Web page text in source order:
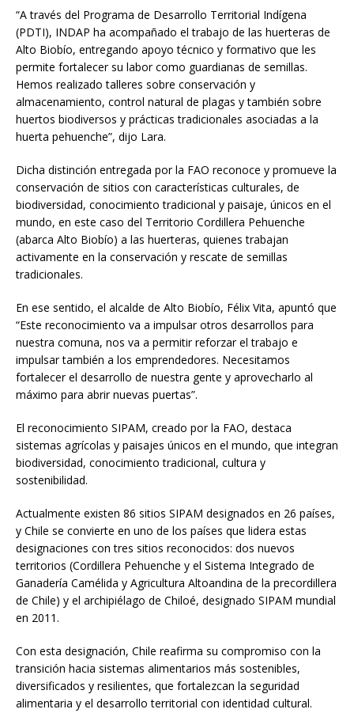
“A través del Programa de Desarrollo Territorial Indígena
(PDTI), INDAP ha acompañado el trabajo de las huerteras de
Alto Biobío, entregando apoyo técnico y formativo que les
permite fortalecer su labor como guardianas de semillas.
Hemos realizado talleres sobre conservación y
almacenamiento, control natural de plagas y también sobre
huertos biodiversos y prácticas tradicionales asociadas a la
huerta pehuenche”, dijo Lara.
Dicha distinción entregada por la FAO reconoce y promueve la
conservación de sitios con características culturales, de
biodiversidad, conocimiento tradicional y paisaje, únicos en el
mundo, en este caso del Territorio Cordillera Pehuenche
(abarca Alto Biobío) a las huerteras, quienes trabajan
activamente en la conservación y rescate de semillas
tradicionales.
En ese sentido, el alcalde de Alto Biobío, Félix Vita, apuntó que
“Este reconocimiento va a impulsar otros desarrollos para
nuestra comuna, nos va a permitir reforzar el trabajo e
impulsar también a los emprendedores. Necesitamos
fortalecer el desarrollo de nuestra gente y aprovecharlo al
máximo para abrir nuevas puertas”.
El reconocimiento SIPAM, creado por la FAO, destaca
sistemas agrícolas y paisajes únicos en el mundo, que integran
biodiversidad, conocimiento tradicional, cultura y
sostenibilidad.
Actualmente existen 86 sitios SIPAM designados en 26 países,
y Chile se convierte en uno de los países que lidera estas
designaciones con tres sitios reconocidos: dos nuevos
territorios (Cordillera Pehuenche y el Sistema Integrado de
Ganadería Camélida y Agricultura Altoandina de la precordillera
de Chile) y el archipiélago de Chiloé, designado SIPAM mundial
en 2011.
Con esta designación, Chile reafirma su compromiso con la
transición hacia sistemas alimentarios más sostenibles,
diversificados y resilientes, que fortalezcan la seguridad
alimentaria y el desarrollo territorial con identidad cultural.